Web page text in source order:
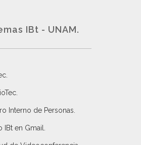
IBt - UNAM.
Interno de Personas
IBt en Gmail